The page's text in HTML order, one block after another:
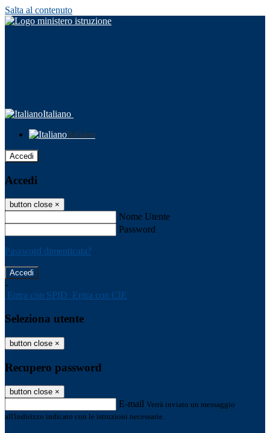
Salta al contenuto
Italiano
Italiano
Accedi
Accedi
button close ×
Nome Utente
Password
Password dimenticata?
-
Entra con SPID Entra con CIE
Seleziona utente
button close ×
Recupero password
button close ×
E-mail Verrà inviato un messaggio
all'indirizzo indicato con le istruzioni necessarie.